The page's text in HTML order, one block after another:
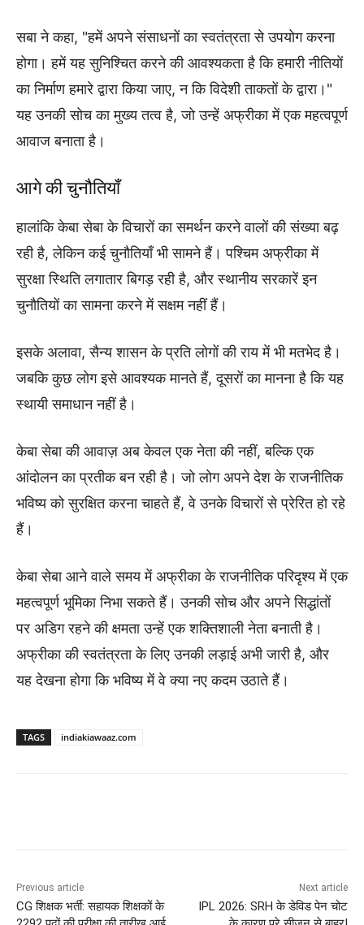
सबा ने कहा, "हमें अपने संसाधनों का स्वतंत्रता से उपयोग करना
होगा। हमें यह सुनिश्चित करने की आवश्यकता है कि हमारी नीतियों
का निर्माण हमारे द्वारा किया जाए, न कि विदेशी ताकतों के द्वारा।"
यह उनकी सोच का मुख्य तत्व है, जो उन्हें अफ्रीका में एक महत्वपूर्ण
आवाज बनाता है।
आगे की चुनौतियाँ
हालांकि केबा सेबा के विचारों का समर्थन करने वालों की संख्या बढ़
रही है, लेकिन कई चुनौतियाँ भी सामने हैं। पश्चिम अफ्रीका में
सुरक्षा स्थिति लगातार बिगड़ रही है, और स्थानीय सरकारें इन
चुनौतियों का सामना करने में सक्षम नहीं हैं।
इसके अलावा, सैन्य शासन के प्रति लोगों की राय में भी मतभेद है।
जबकि कुछ लोग इसे आवश्यक मानते हैं, दूसरों का मानना है कि यह
स्थायी समाधान नहीं है।
केबा सेबा की आवाज़ अब केवल एक नेता की नहीं, बल्कि एक
आंदोलन का प्रतीक बन रही है। जो लोग अपने देश के राजनीतिक
भविष्य को सुरक्षित करना चाहते हैं, वे उनके विचारों से प्रेरित हो रहे
हैं।
केबा सेबा आने वाले समय में अफ्रीका के राजनीतिक परिदृश्य में एक
महत्वपूर्ण भूमिका निभा सकते हैं। उनकी सोच और अपने सिद्धांतों
पर अडिग रहने की क्षमता उन्हें एक शक्तिशाली नेता बनाती है।
अफ्रीका की स्वतंत्रता के लिए उनकी लड़ाई अभी जारी है, और
यह देखना होगा कि भविष्य में वे क्या नए कदम उठाते हैं।
TAGS indiakiawaaz.com
Previous article
CG शिक्षक भर्ती: सहायक शिक्षकों के
Next article
IPL 2026: SRH के डेविड पेन चोट